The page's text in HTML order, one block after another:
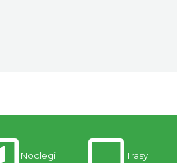
Noclegi Trasy